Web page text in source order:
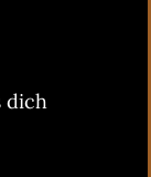
dich